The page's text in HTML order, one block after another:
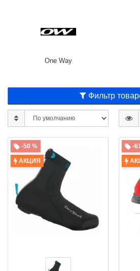
One Way
Фильтр
-50 %
АКЦИЯ
-